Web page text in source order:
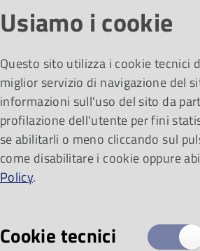
Martedì 12
del Suono ospita
acusmatica. La
Marco Matteo
Usiamo i cookie
Questo sito utilizza i cookie tecnici
miglior servizio di navigazione del
informazioni sull'uso del sito da
profilazione dell'utente per fini
se abilitarli o meno cliccando sul
come disabilitare i cookie oppure
Policy.
Cookie tecnici